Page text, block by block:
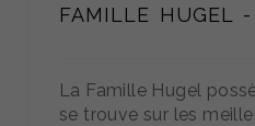
FAMILLE HUGEL
La Famille Hugel
se trouve sur les